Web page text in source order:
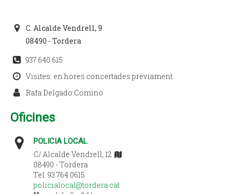
C. Alcalde Vendrell, 9
08490 - Tordera
937 640 615
Visites: en hores concertades prèviament.
Rafa Delgado Comino
Oficines
POLICIA LOCAL
C/ Alcalde Vendrell, 12
08490 - Tordera
Tel. 93 764 0615
policialocal@tordera.cat